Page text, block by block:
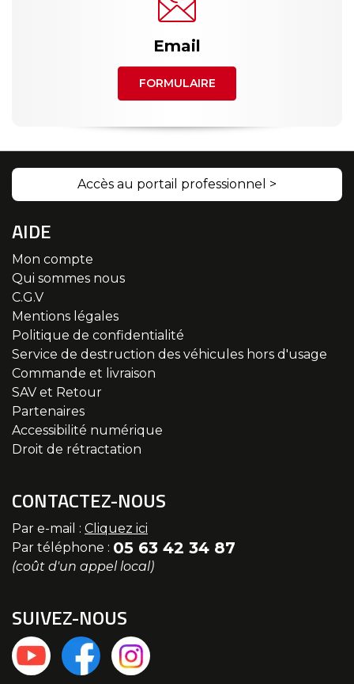
Email
FORMULAIRE
Accès au portail professionnel >
AIDE
Mon compte
Qui sommes nous
C.G.V
Mentions légales
Politique de confidentialité
Service de destruction des véhicules hors d'usage
Commande et livraison
SAV et Retour
Partenaires
Accessibilité numérique
Droit de rétractation
CONTACTEZ-NOUS
Par e-mail : Cliquez ici
Par téléphone : 05 63 42 34 87
(coût d'un appel local)
SUIVEZ-NOUS